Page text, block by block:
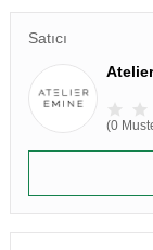
Satıcı
(0